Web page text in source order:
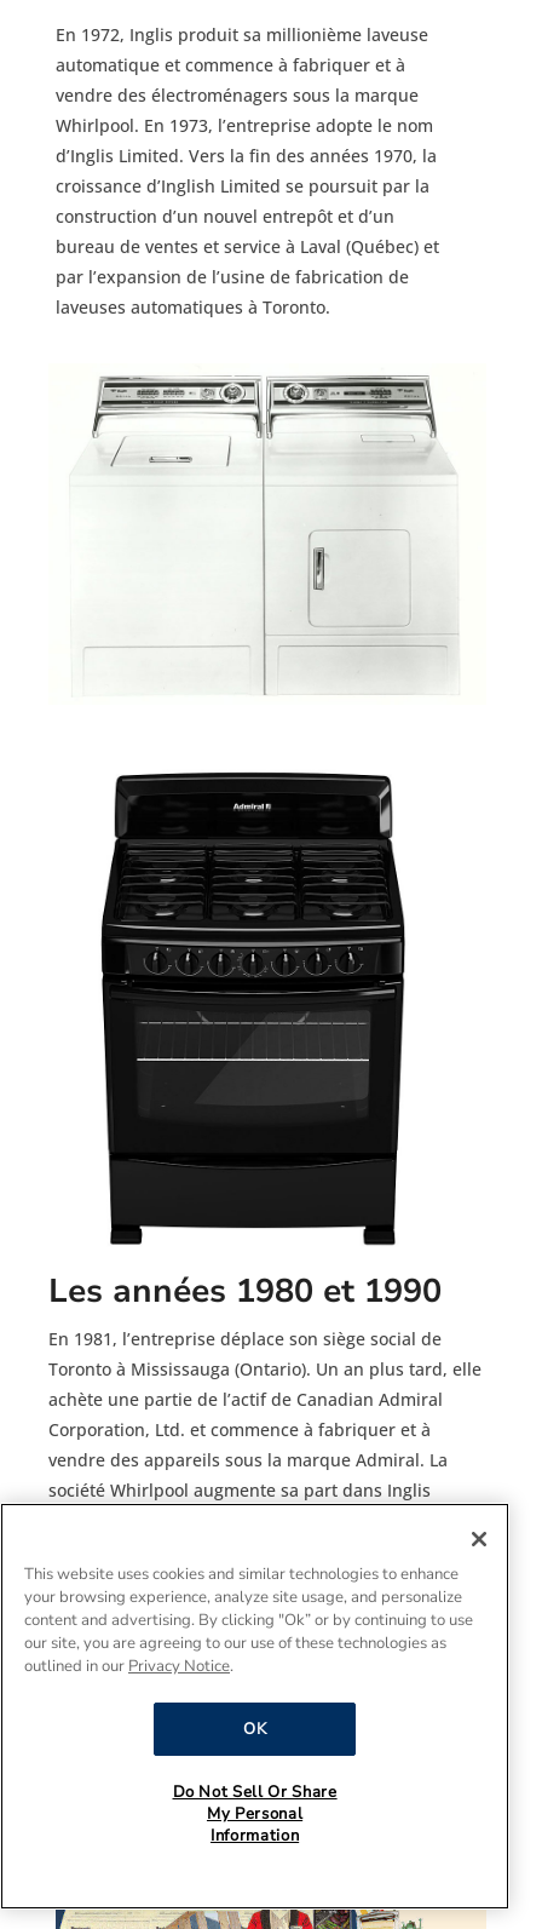
En 1972, Inglis produit sa millionième laveuse
automatique et commence à fabriquer et à
vendre des électroménagers sous la marque
Whirlpool. En 1973, l’entreprise adopte le nom
d’Inglis Limited. Vers la fin des années 1970, la
croissance d’Inglish Limited se poursuit par la
construction d’un nouvel entrepôt et d’un
bureau de ventes et service à Laval (Québec) et
par l’expansion de l’usine de fabrication de
laveuses automatiques à Toronto.
Les années 1980 et 1990
En 1981, l’entreprise déplace son siège social de
Toronto à Mississauga (Ontario). Un an plus tard, elle
achète une partie de l’actif de Canadian Admiral
Corporation, Ltd. et commence à fabriquer et à
vendre des appareils sous la marque Admiral. La
société Whirlpool augmente sa part dans Inglis
Inglis lance plusieurs nouveaux produits vers la fin
des années 1980. En 1985, le four à micro-ondes; en
1986, la production des lave-vaisselle commence
sous la marque nouvellement acquise de KitchenAid;
rendement énergétique est présentée.
This website uses cookies and similar technologies to enhance
your browsing experience, analyze site usage, and personalize
content and advertising. By clicking "Ok” or by continuing to use
our site, you are agreeing to our use of these technologies as
outlined in our Privacy Notice.
OK
Do Not Sell Or Share
My Personal
Information